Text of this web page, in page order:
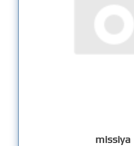
missiya